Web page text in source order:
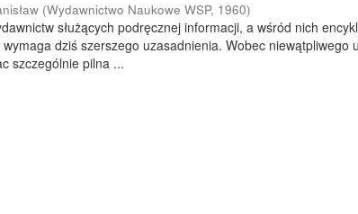
(Wydawnictwo Naukowe WSP, 1960)
służących podręcznej informacji, a wśród nich
dziś szerszego uzasadnienia. Wobec niewątpliwego
szczególnie pilna ...